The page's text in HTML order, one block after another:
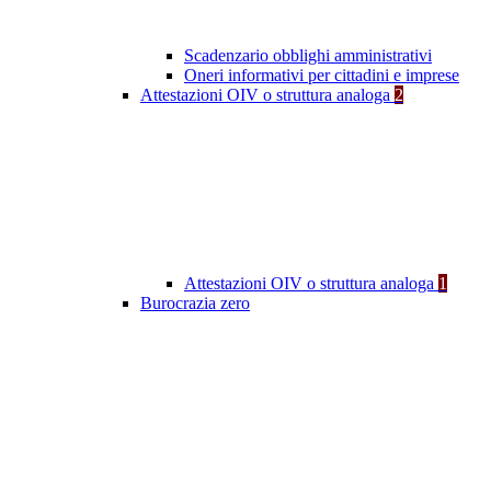
Scadenzario obblighi amministrativi
Oneri informativi per cittadini e imprese
Attestazioni OIV o struttura analoga 2
Attestazioni OIV o struttura analoga 1
Burocrazia zero